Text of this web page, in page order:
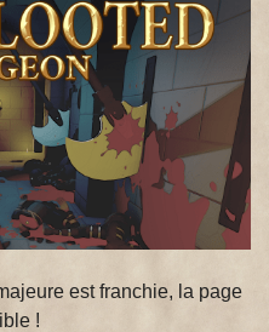
est franchie, la page
!